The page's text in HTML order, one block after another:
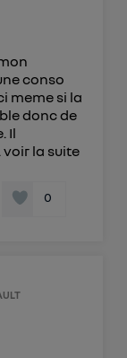
conso
meme si la
donc de
Il
voir la suite
0